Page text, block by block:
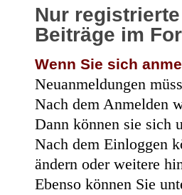
Nur
Beiträge im
Wenn Sie sich
Neuanmeldungen
Nach dem Anmelden
Dann können sie sich
Nach dem Einloggen
ändern oder weitere
Ebenso können Sie